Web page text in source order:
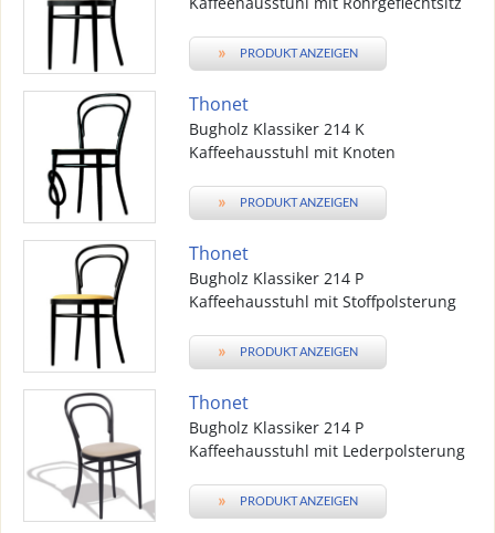
» PRODUKT ANZEIGEN
Thonet
Bugholz Klassiker 214 K
Kaffeehausstuhl mit Knoten
» PRODUKT ANZEIGEN
Thonet
Bugholz Klassiker 214 P
Kaffeehausstuhl mit Stoffpolsterung
» PRODUKT ANZEIGEN
Thonet
Bugholz Klassiker 214 P
Kaffeehausstuhl mit Lederpolsterung
» PRODUKT ANZEIGEN